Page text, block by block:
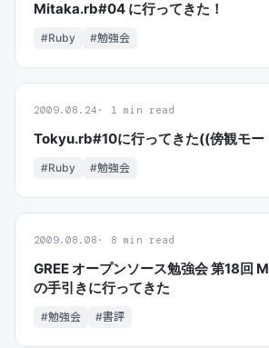
Mitaka.rb#04 に行ってきた！
#Ruby #勉強会
2009.08.24 1 min read
Tokyu.rb#10に行ってきた((傍観モー
#Ruby #勉強会
2009.08.08 8 min read
GREE オープンソース勉強会 第18回
の手引きに行ってきた
#勉強会 #書評